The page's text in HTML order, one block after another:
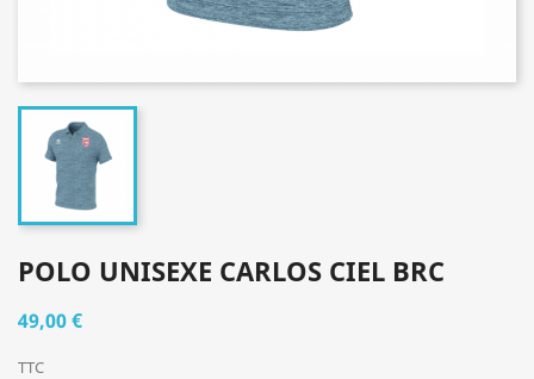
POLO UNISEXE CARLOS CIEL BRC
49,00 €
TTC